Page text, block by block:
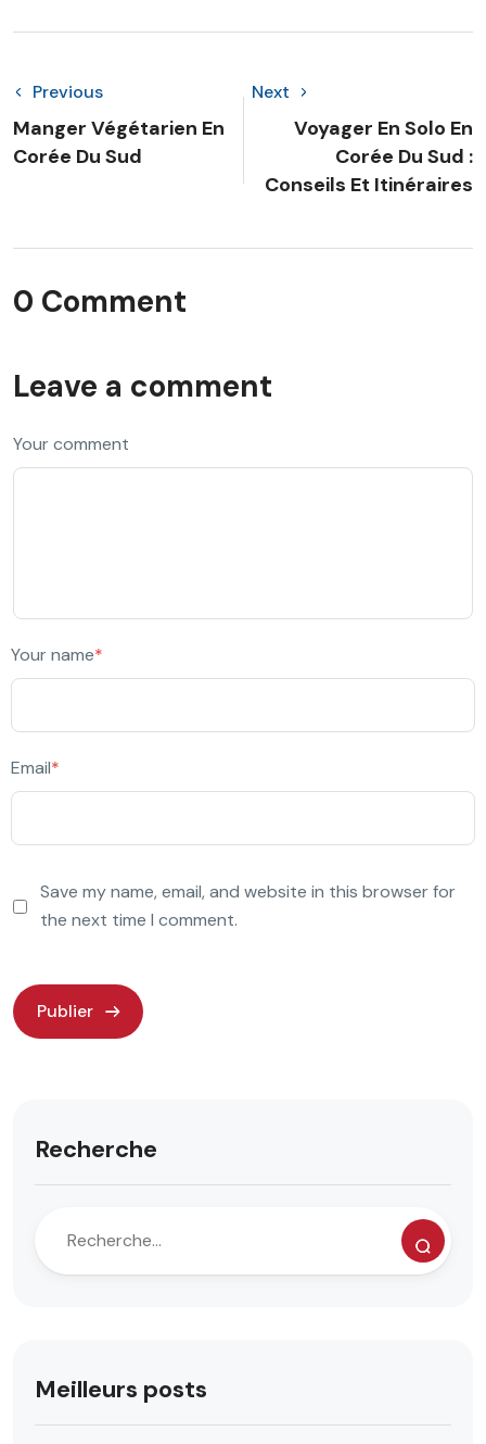
Previous
Manger Végétarien En
Corée Du Sud
Next
Voyager En Solo En
Corée Du Sud :
Conseils Et Itinéraires
0 Comment
Leave a comment
Your comment
Your name*
Email*
Save my name, email, and website in this browser for
the next time I comment.
Recherche
Meilleurs posts